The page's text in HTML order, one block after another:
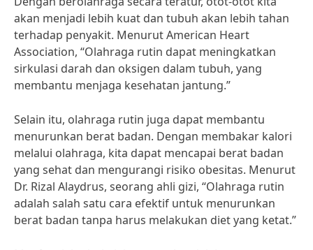
akan menjadi lebih kuat dan tubuh akan lebih tahan
terhadap penyakit. Menurut American Heart
Association, “Olahraga rutin dapat meningkatkan
sirkulasi darah dan oksigen dalam tubuh, yang
membantu menjaga kesehatan jantung.”
Selain itu, olahraga rutin juga dapat membantu
menurunkan berat badan. Dengan membakar kalori
melalui olahraga, kita dapat mencapai berat badan
yang sehat dan mengurangi risiko obesitas. Menurut
Dr. Rizal Alaydrus, seorang ahli gizi, “Olahraga rutin
adalah salah satu cara efektif untuk menurunkan
berat badan tanpa harus melakukan diet yang ketat.”